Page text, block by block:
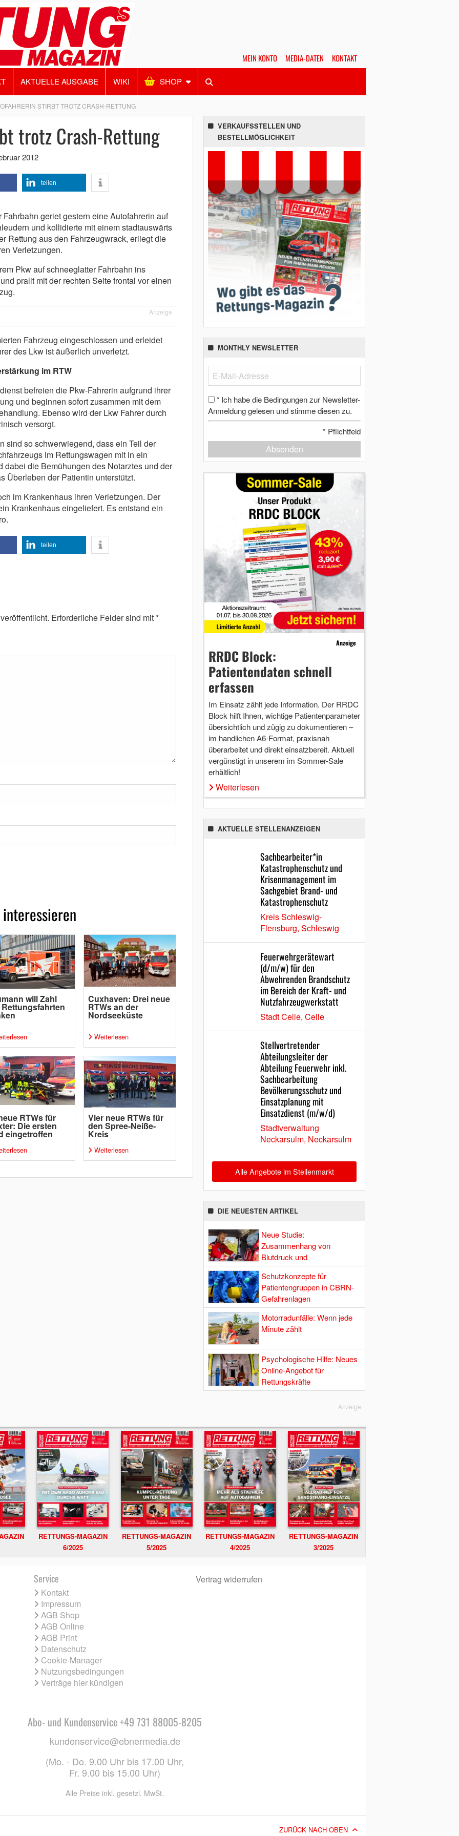
MEIN KONTO MEDIA-DATEN KONTAKT
AKTUELLE AUSGABE WIKI SHOP
STIRBT TROTZ CRASH-RETTUNG
trotz Crash-Rettung
2012
teilen
geriet gestern eine Autofahrerin auf
und kollidierte mit einem stadtauswärts
Rettung aus den Fahrzeugwrack, erliegt die
Verletzungen.
Pkw auf schneeglatter Fahrbahn ins
prallt mit der rechten Seite frontal vor einen
Anzeige
Fahrzeug eingeschlossen und erleidet
des Lkw ist äußerlich unverletzt.
im RTW
befreien die Pkw-Fahrerin aufgrund ihrer
und beginnen sofort zusammen mit dem
Ebenso wird der Lkw Fahrer durch
versorgt.
sind so schwerwiegend, dass ein Teil der
im Rettungswagen mit in ein
dabei die Bemühungen des Notarztes und der
Überleben der Patientin unterstützt.
im Krankenhaus ihren Verletzungen. Der
Krankenhaus eingeliefert. Es entstand ein
teilen
Erforderliche Felder sind mit*
will Zahl Cuxhaven: Drei neue
RTWs an der
Nordseeküste
Weiterlesen
RTWs für
Die ersten
eingetroffen
Vier neue RTWs für
den Spree-Neiße-
Kreis
Weiterlesen
VERKAUFSSTELLEN UND
BESTELLMÖGLICHKEIT
MONTHLY NEWSLETTER
* Ich habe die Bedingungen zur Newsletter-
Anmeldung gelesen und stimme diesen zu.
* Pflichtfeld
Absenden
Anzeige
RRDC Block:
Patientendaten schnell
erfassen
Im Einsatz zählt jede Information. Der RRDC
Block hilft Ihnen, wichtige Patientenparameter
übersichtlich und zügig zu dokumentieren –
im handlichen A6-Format, praxisnah
überarbeitet und direkt einsatzbereit. Aktuell
vergünstigt in unserem im Sommer-Sale
erhältlich!
Weiterlesen
AKTUELLE STELLENANZEIGEN
Sachbearbeiter*in
Katastrophenschutz und
Krisenmanagement im
Sachgebiet Brand- und
Katastrophenschutz
Kreis Schleswig-
Flensburg, Schleswig
Feuerwehrgerätewart
(d/m/w) für den
Abwehrenden Brandschutz
im Bereich der Kraft- und
Nutzfahrzeugwerkstatt
Stadt Celle, Celle
Stellvertretender
Abteilungsleiter der
Abteilung Feuerwehr inkl.
Sachbearbeitung
Bevölkerungsschutz und
Einsatzplanung mit
Einsatzdienst (m/w/d)
Stadtverwaltung
Neckarsulm, Neckarsulm
Alle Angebote im Stellenmarkt
DIE NEUESTEN ARTIKEL
Neue Studie:
Zusammenhang von
Blutdruck und
Hirndurchblutung
Schutzkonzepte für
Patientengruppen in CBRN-
Gefahrenlagen
Motorradunfälle: Wenn jede
Minute zählt
Psychologische Hilfe: Neues
Online-Angebot für
Rettungskräfte
Anzeige
RETTUNGS-MAGAZIN
6/2025
RETTUNGS-MAGAZIN
5/2025
RETTUNGS-MAGAZIN
4/2025
RETTUNGS-MAGAZIN
3/2025
Service
Kontakt
Impressum
AGB Shop
AGB Online
AGB Print
Datenschutz
Cookie-Manager
Nutzungsbedingungen
Verträge hier kündigen
Vertrag widerrufen
Abo- und Kundenservice +49 731 88005-8205
kundenservice@ebnermedia.de
(Mo. - Do. 9.00 Uhr bis 17.00 Uhr,
Fr. 9.00 bis 15.00 Uhr)
Alle Preise inkl. gesetzl. MwSt.
ZURÜCK NACH OBEN